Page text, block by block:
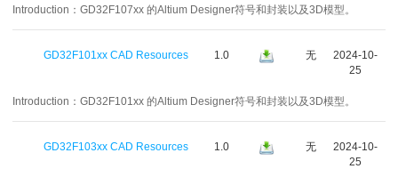
Introduction： GD32F107xx 的Altium Designer符号和封装以及3D模型。
GD32F101xx CAD Resources 1.0 无
2024-10-
25
Introduction： GD32F101xx 的Altium Designer符号和封装以及3D模型。
GD32F103xx CAD Resources 1.0 无
2024-10-
25